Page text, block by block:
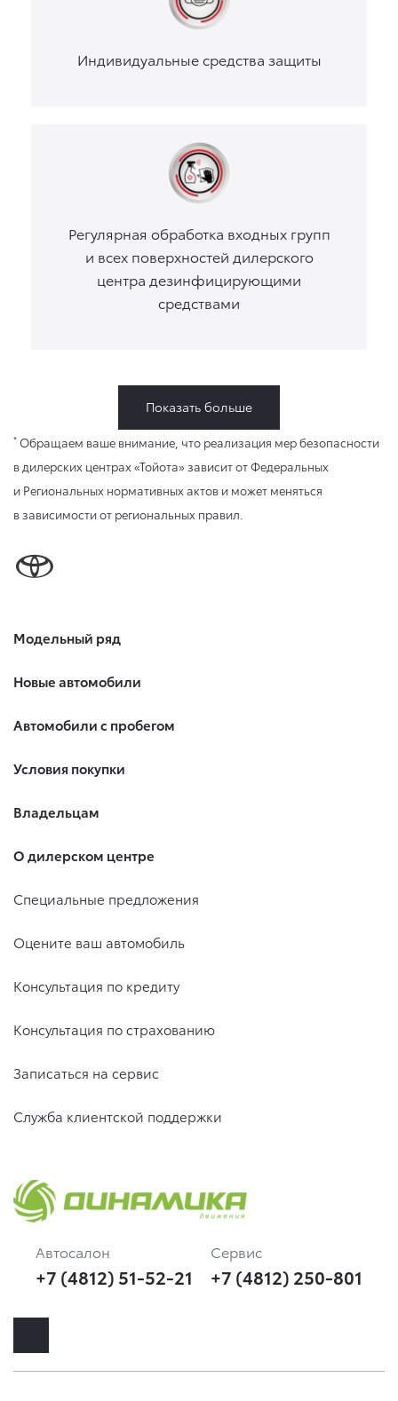
Индивидуальные средства защиты
Регулярная обработка входных групп
и всех поверхностей дилерского
центра дезинфицирующими
средствами
Показать больше
* Обращаем ваше внимание, что реализация мер безопасности
в дилерских центрах «Тойота» зависит от Федеральных
и Региональных нормативных актов и может меняться
в зависимости от региональных правил.
Модельный ряд
Новые автомобили
Автомобили с пробегом
Условия покупки
Владельцам
О дилерском центре
Специальные предложения
Оцените ваш автомобиль
Консультация по кредиту
Консультация по страхованию
Записаться на сервис
Служба клиентской поддержки
Автосалон
+7 (4812) 51-52-21
Сервис
+7 (4812) 250-801